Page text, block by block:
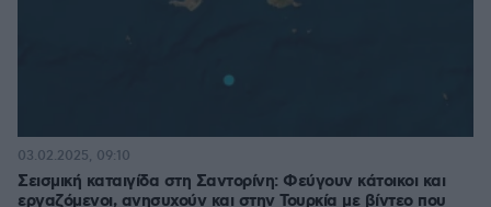
Σεισμική καταιγίδα στη Σαντορίνη: Φεύγουν κάτοικοι και
εργαζόμενοι, ανησυχούν και στην Τουρκία με βίντεο που
03.02.2025, 09:10